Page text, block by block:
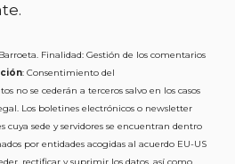
Finalidad: Gestión de los comentarios
: Consentimiento del
no se cederán a terceros salvo en los casos
Los boletines electrónicos o newsletter
cuya sede y servidores se encuentran dentro
por entidades acogidas al acuerdo EU-US
rectificar y suprimir los datos, así como